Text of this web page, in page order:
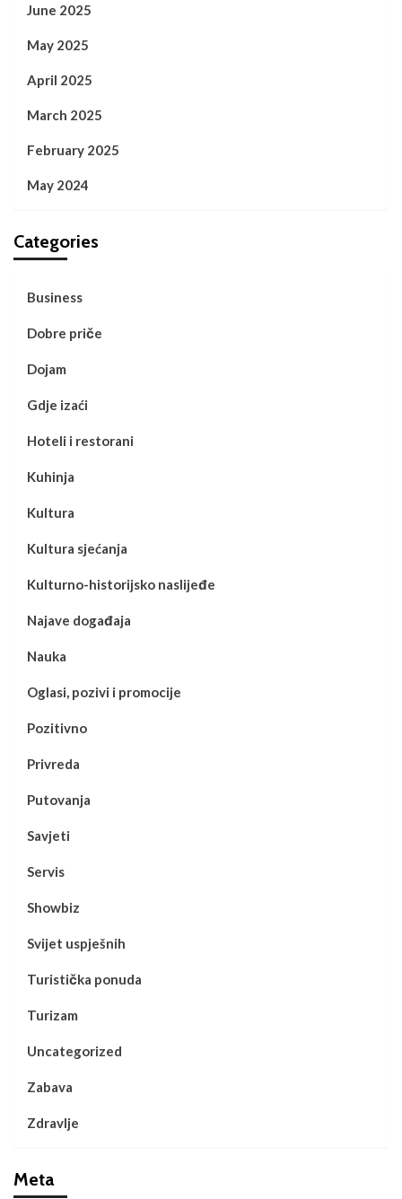
June 2025
May 2025
April 2025
March 2025
February 2025
May 2024
Categories
Business
Dobre priče
Dojam
Gdje izaći
Hoteli i restorani
Kuhinja
Kultura
Kultura sjećanja
Kulturno-historijsko naslijeđe
Najave događaja
Nauka
Oglasi, pozivi i promocije
Pozitivno
Privreda
Putovanja
Savjeti
Servis
Showbiz
Svijet uspješnih
Turistička ponuda
Turizam
Uncategorized
Zabava
Zdravlje
Meta